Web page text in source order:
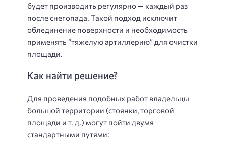
будет производить регулярно — каждый раз
после снегопада. Такой подход исключит
облединение поверхности и необходимость
применять “тяжелую артиллерию” для очистки
площади.
Как найти решение?
Для проведения подобных работ владельцы
большой территории (стоянки, торговой
площади и т. д.) могут пойти двумя
стандартными путями: